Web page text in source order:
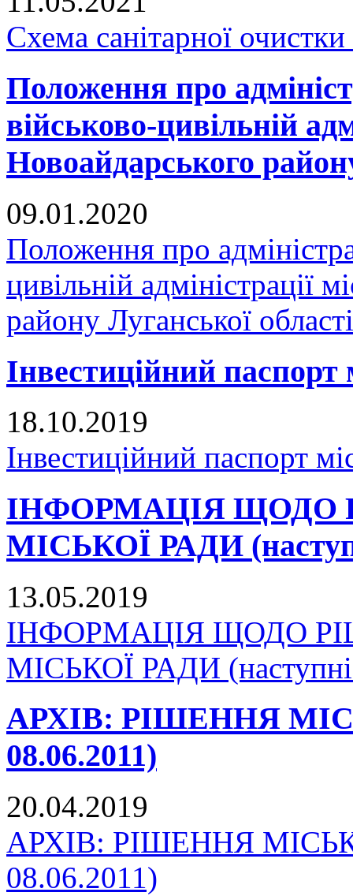
Схема санітарної
Положення про
військово-цивільній
Новоайдарського
09.01.2020
Положення про
цивільній адміністрації
району Луганської області
Інвестиційний
18.10.2019
Інвестиційний паспорт
ІНФОРМАЦІЯ ЩОДО
МІСЬКОЇ РАДИ
13.05.2019
ІНФОРМАЦІЯ ЩОДО
МІСЬКОЇ РАДИ (наступні
АРХІВ: РІШЕННЯ
08.06.2011)
20.04.2019
АРХІВ: РІШЕННЯ
08.06.2011)